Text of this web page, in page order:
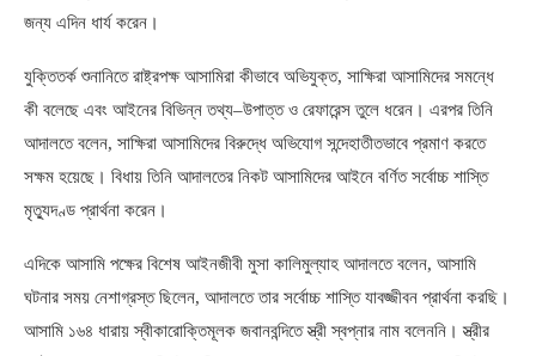
জন্য এদিন ধার্য করেন।
যুক্তিতর্ক শুনানিতে রাষ্ট্রপক্ষ আসামিরা কীভাবে অভিযুক্ত, সাক্ষিরা আসামিদের সমন্ধে
কী বলেছে এবং আইনের বিভিন্ন তথ্য–উপাত্ত ও রেফারেন্স তুলে ধরেন। এরপর তিনি
আদালতে বলেন, সাক্ষিরা আসামিদের বিরুদ্ধে অভিযোগ সন্দেহাতীতভাবে প্রমাণ করতে
সক্ষম হয়েছে। বিধায় তিনি আদালতের নিকট আসামিদের আইনে বর্ণিত সর্বোচ্চ শাস্তি
মৃত্যুদণ্ড প্রার্থনা করেন।
এদিকে আসামি পক্ষের বিশেষ আইনজীবী মুসা কালিমুল্যাহ আদালতে বলেন, আসামি
ঘটনার সময় নেশাগ্রস্ত ছিলেন, আদালতে তার সর্বোচ্চ শাস্তি যাবজ্জীবন প্রার্থনা করছি।
আসামি ১৬৪ ধারায় স্বীকারোক্তিমূলক জবানবন্দিতে স্ত্রী স্বপ্নার নাম বলেননি। স্ত্রীর